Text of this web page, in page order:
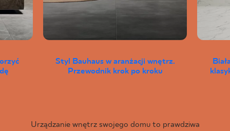
Styl Bauhaus w aranżacji wnętrz.
Przewodnik krok po kroku
Urządzanie wnętrz swojego domu to prawdziwa